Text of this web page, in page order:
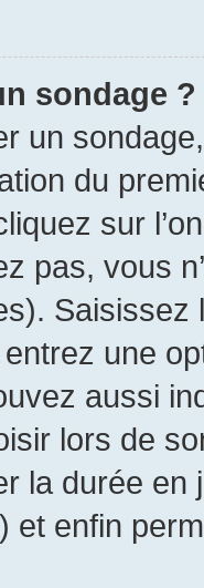
sondage ?
un
du
sur
pas, vous
une
aussi
lors de
la durée
et enfin